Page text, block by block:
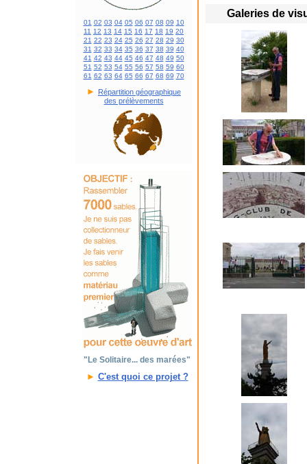
01 02 03 04 05 06 07 08 09 10
11 12 13 14 15 16 17 18 19 20
21 22 23 24 25 26 27 28 29 30
31 32 33 34 35 36 37 38 39 40
41 42 43 44 45 46 47 48 49 50
51 52 53 54 55 56 57 58 59 60
61 62 63 64 65 66 67 68 69 70
►
Répartition géographique
des prélèvements
"Le Solitaire... des marées"
► C'est quoi ce projet ?
Galeries de